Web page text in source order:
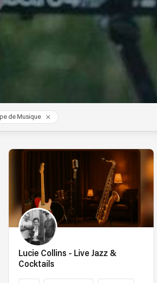
de Musique
Lucie Collins - Live Jazz &
Cocktails